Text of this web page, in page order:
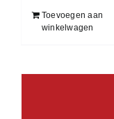
Toevoegen aan
winkelwagen